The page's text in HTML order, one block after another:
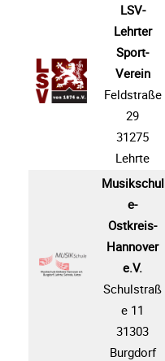
LSV-
Lehrter
Sport-
Verein
Feldstraße
29
31275
Lehrte
Musikschul
e-
Ostkreis-
Hannover
e.V.
Schulstraß
e 11
31303
Burgdorf